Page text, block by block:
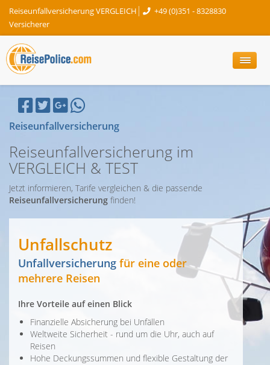
Reiseunfallversicherung VERGLEICH
+49 (0)351 - 8328830
Versicherer
Reiseunfallversicherung
Reiseunfallversicherung im
VERGLEICH & TEST
Jetzt informieren, Tarife vergleichen & die passende
Reiseunfallversicherung finden!
Unfallschutz
Unfallversicherung für eine oder
mehrere Reisen
Ihre Vorteile auf einen Blick
Finanzielle Absicherung bei Unfällen
Weltweite Sicherheit - rund um die Uhr, auch auf
Reisen
Hohe Deckungssummen und flexible Gestaltung der